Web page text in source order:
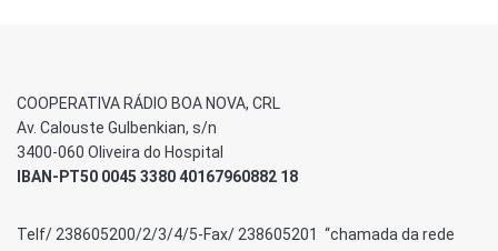
COOPERATIVA RÁDIO BOA NOVA, CRL
Av. Calouste Gulbenkian, s/n
3400-060 Oliveira do Hospital
IBAN-PT50 0045 3380 40167960882 18
Telf/ 238605200/2/3/4/5-Fax/ 238605201 “chamada da rede